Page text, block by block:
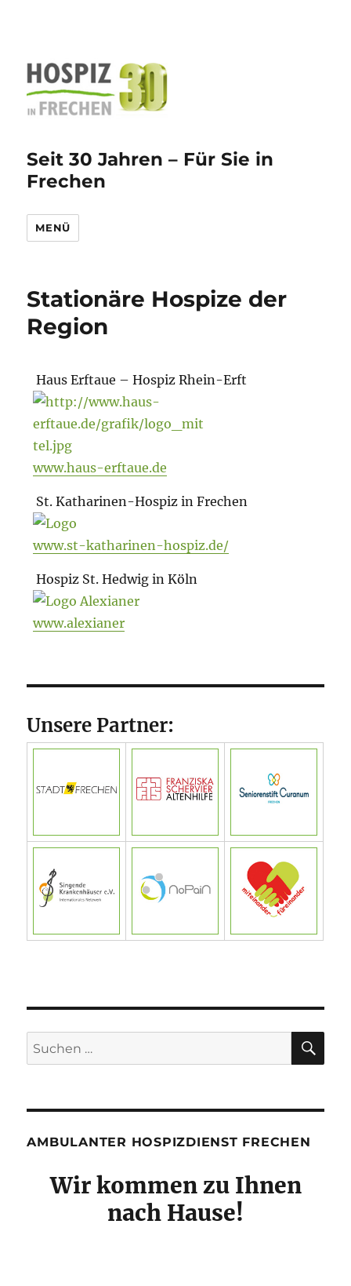
Seit 30 Jahren – Für Sie in
Frechen
MENÜ
Stationäre Hospize der
Region
Haus Erftaue – Hospiz Rhein-Erft
www.haus-erftaue.de
St. Katharinen-Hospiz in Frechen
www.st-katharinen-hospiz.de/
Hospiz St. Hedwig in Köln
www.alexianer
Unsere Partner:
Suchen
nach:
AMBULANTER HOSPIZDIENST FRECHEN
Wir kommen zu Ihnen
nach Hause!